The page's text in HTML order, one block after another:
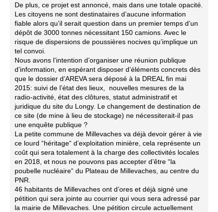
De plus, ce projet est annoncé, mais dans une totale opacité.
Les citoyens ne sont destinataires d’aucune information
fiable alors qu’il serait question dans un premier temps d’un
dépôt de 3000 tonnes nécessitant 150 camions. Avec le
risque de dispersions de poussières nocives qu’implique un
tel convoi.
Nous avons l’intention d’organiser une réunion publique
d’information, en espérant disposer d’éléments concrets dès
que le dossier d’AREVA sera déposé à la DREAL fin mai
2015: suivi de l’état des lieux, nouvelles mesures de la
radio-activité, état des clôtures, statut administratif et
juridique du site du Longy. Le changement de destination de
ce site (de mine à lieu de stockage) ne nécessiterait-il pas
une enquête publique ?
La petite commune de Millevaches va déjà devoir gérer à vie
ce lourd “héritage“ d’exploitation minière, cela représente un
coût qui sera totalement à la charge des collectivités locales
en 2018, et nous ne pouvons pas accepter d’être “la
poubelle nucléaire“ du Plateau de Millevaches, au centre du
PNR.
46 habitants de Millevaches ont d’ores et déjà signé une
pétition qui sera jointe au courrier qui vous sera adressé par
la mairie de Millevaches. Une pétition circule actuellement